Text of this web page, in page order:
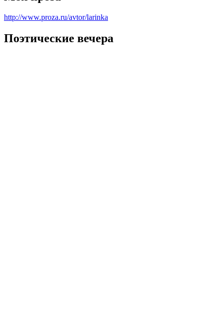
http://www.proza.ru/avtor/larinka
Поэтические вечера